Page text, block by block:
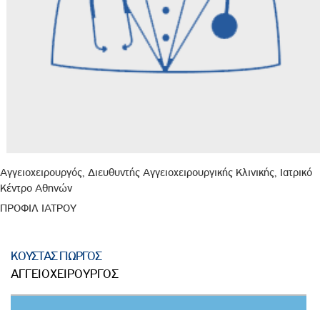
Αγγειοχειρουργός, Διευθυντής Αγγειοχειρουργικής Κλινικής, Ιατρικό
Κέντρο Αθηνών
ΠΡΟΦΙΛ ΙΑΤΡΟΥ
ΚΟΥΣΤΑΣ ΓΙΩΡΓΟΣ
ΑΓΓΕΙΟΧΕΙΡΟΥΡΓΟΣ